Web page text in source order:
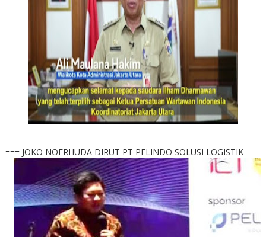
=== JOKO NOERHUDA DIRUT PT PELINDO SOLUSI LOGISTIK